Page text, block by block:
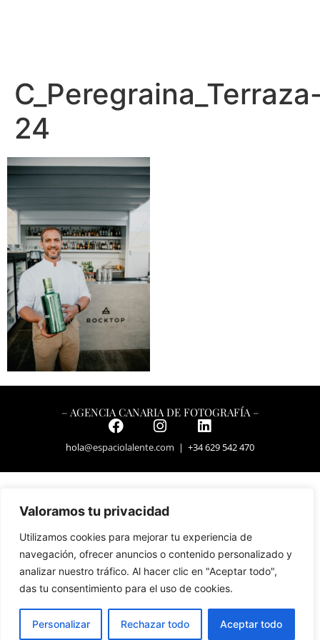
Valoramos tu privacidad
Utilizamos cookies para mejorar tu experiencia de
navegación, ofrecer anuncios o contenido personalizado y
analizar nuestro tráfico. Al hacer clic en "Aceptar todo",
das tu consentimiento para el uso de cookies.
Personalizar Rechazar todo Aceptar todo
24
– AGENCIA CANARIA DE FOTOGRAFÍA –
hola@espaciolalente.com | +34 629 542 470